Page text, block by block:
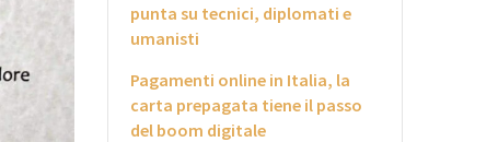
punta su tecnici, diplomati e
umanisti
Pagamenti online in Italia, la
carta prepagata tiene il passo
del boom digitale